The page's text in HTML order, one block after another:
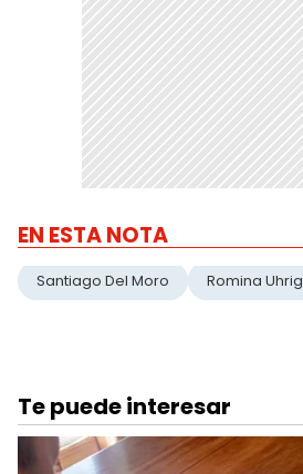
EN ESTA NOTA
Santiago Del Moro Romina Uhrig